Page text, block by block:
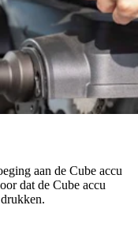
aan de Cube accu
dat de Cube accu